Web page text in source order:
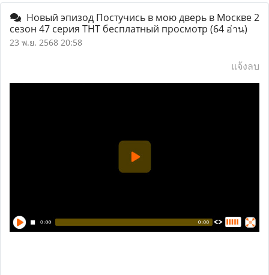
Новый эпизод Постучись в мою дверь в Москве 2
сезон 47 серия ТНТ бесплатный просмотр (64 อ่าน)
23 พ.ย. 2568 20:58
แจ้งลบ